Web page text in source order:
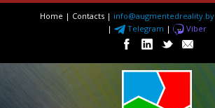
Home | Contacts | info@augmentedreality.by
|
Telegram | Viber